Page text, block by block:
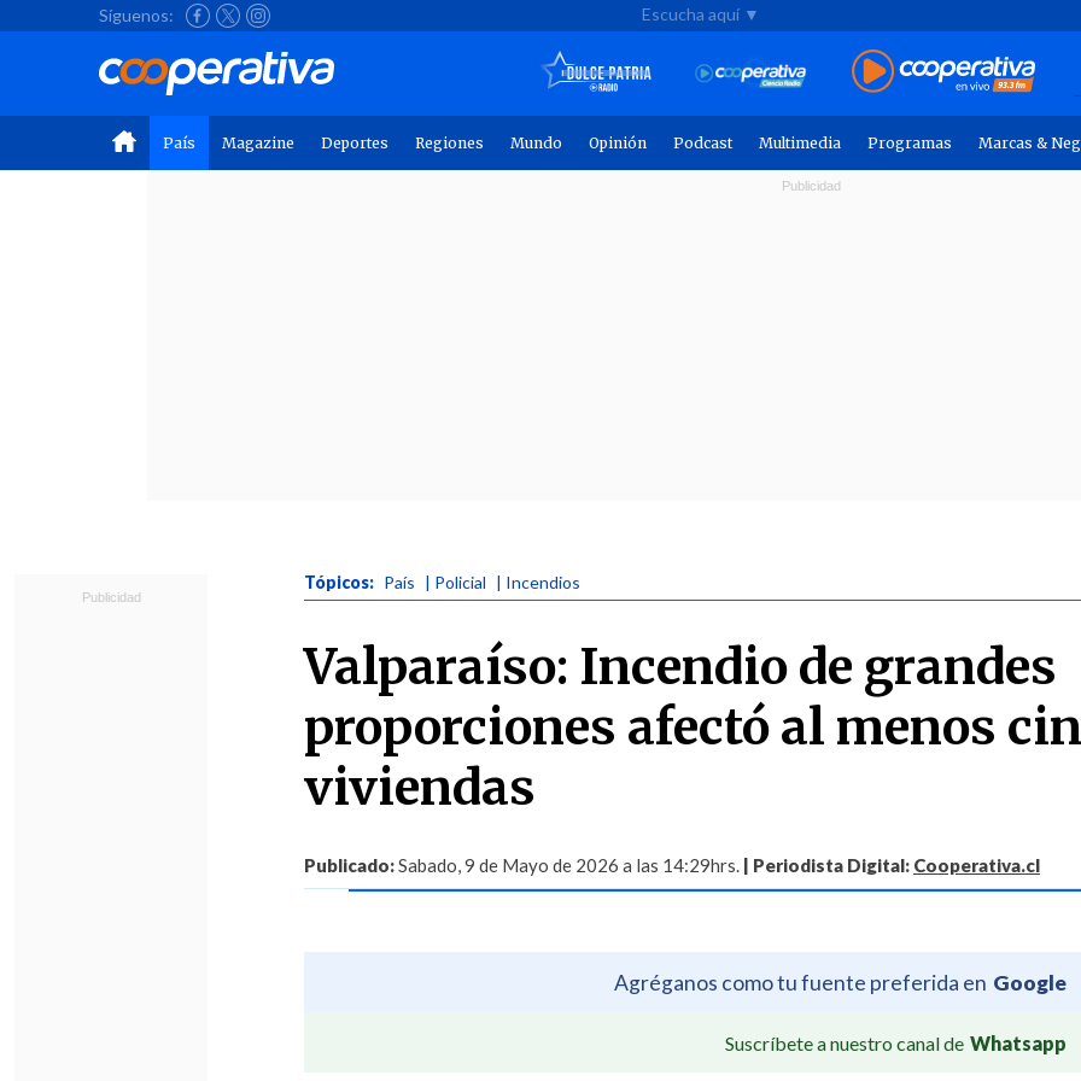
Síguenos: Escucha aquí ▼
País Magazine Deportes Regiones Mundo Opinión Podcast Multimedia Programas Marcas &
Tópicos: País | Policial | Incendios
Valparaíso: Incendio de grandes
proporciones afectó al menos
viviendas
Publicado:Sabado, 9 de Mayo de 2026 a las 14:29hrs. | Periodista Digital: Cooperativa.cl
Agréganos como tu fuente preferida en Google
Suscríbete a nuestro canal de Whatsapp